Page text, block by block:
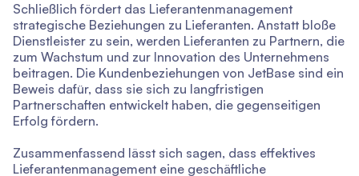
Schließlich fördert das Lieferantenmanagement
strategische Beziehungen zu Lieferanten. Anstatt bloße
Dienstleister zu sein, werden Lieferanten zu Partnern, die
zum Wachstum und zur Innovation des Unternehmens
beitragen. Die Kundenbeziehungen von JetBase sind ein
Beweis dafür, dass sie sich zu langfristigen
Partnerschaften entwickelt haben, die gegenseitigen
Erfolg fördern.
Zusammenfassend lässt sich sagen, dass effektives
Lieferantenmanagement eine geschäftliche